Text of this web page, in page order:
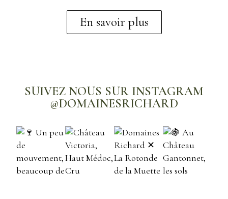
En savoir plus
SUIVEZ NOUS SUR INSTAGRAM
@DOMAINESRICHARD